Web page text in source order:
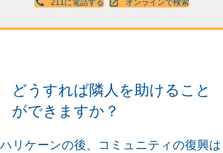
211に電話する オンラインで検索
どうすれば隣人を助けること
ができますか？
ハリケーンの後、コミュニティの復興は